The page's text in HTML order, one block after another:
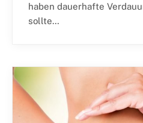
haben dauerhafte
sollte…